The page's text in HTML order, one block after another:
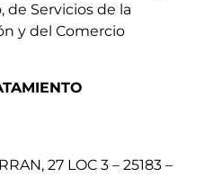
de Servicios de la
y del Comercio
27 LOC 3 – 25183 –